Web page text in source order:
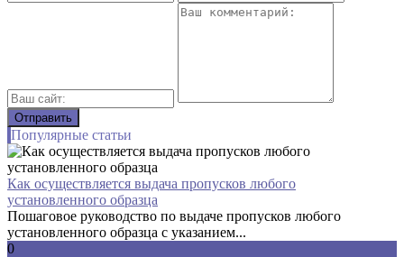
Популярные статьи
Как осуществляется выдача пропусков любого
установленного образца
Пошаговое руководство по выдаче пропусков любого
установленного образца с указанием...
0